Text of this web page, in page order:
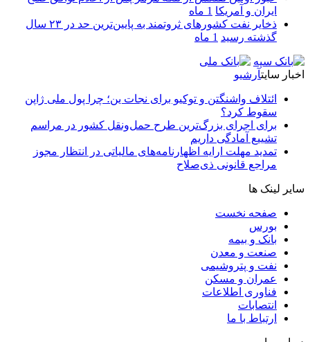
ایران و آمریکا 1 ماه
ذخایر نفت کشورهای ثروتمند به پایین‌ترین حد در ۲۳ سال
گذشته رسید 1 ماه
اخبار سایتآرشیو
ائتلاف واشنگتن و توکیو برای نجات ین؛ چرا پول ملی ژاپن
سقوط کرد؟
برای اجرای بزرگ‌ترین طرح حمل‌ونقل کشور در مراسم
تشییع آمادگی داریم
تمدید مهلت ارایه اظهارنامه‌های مالیاتی در انتظار مجوز
مراجع قانونی ذی‌‏صلاح
سایر لینک ها
صفحه نخست
بورس
بانک و بیمه
صنعت و معدن
نفت و پتروشیمی
عمران و مسکن
فناوری اطلاعات
انتصابات
ارتباط با ما